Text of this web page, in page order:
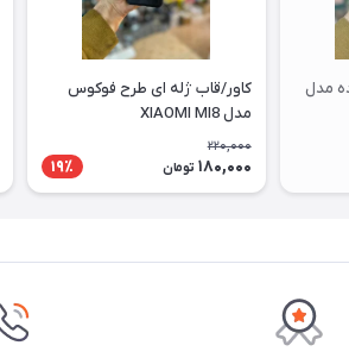
مدل
کاور/قاب ژله ای طرح فوکوس
مدل XIAOMI MI8
220,000
180,000 تومان 19٪